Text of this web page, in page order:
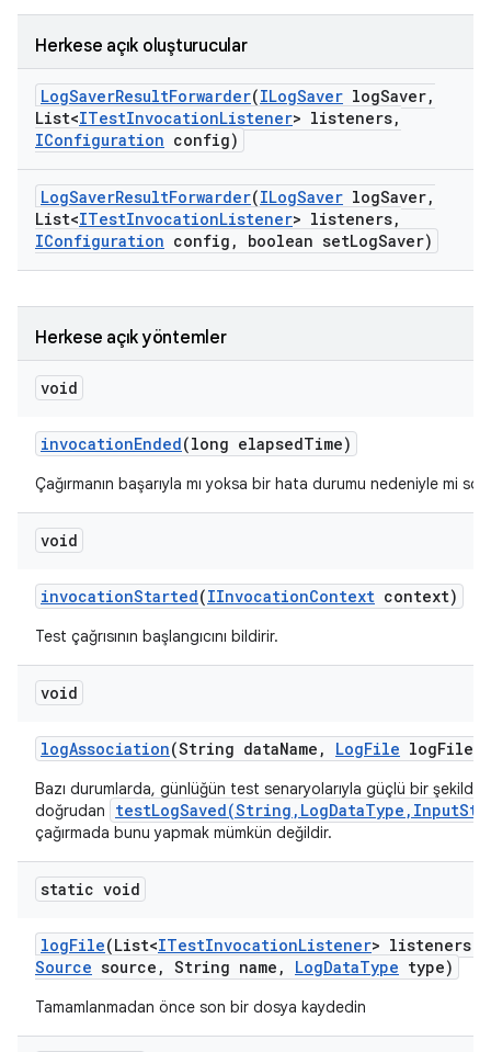
Herkese açık oluşturucular
LogSaverResultForwarder(ILogSaver logSaver,
List<ITestInvocationListener> listeners,
IConfiguration config)
LogSaverResultForwarder(ILogSaver logSaver,
List<ITestInvocationListener> listeners,
IConfiguration config , boolean setLogSaver)
Herkese açık yöntemler
void
invocationEnded(long elapsedTime)
Çağırmanın başarıyla mı yoksa bir hata durumu nedeniyle mi
void
invocationStarted(IInvocationContext context)
Test çağrısının başlangıcını bildirir.
void
logAssociation(String dataName , LogFile logFile)
Bazı durumlarda, günlüğün test senaryolarıyla güçlü bir şekilde
doğrudan
çağırmada bunu yapmak mümkün değildir.
static void
logFile(List<ITestInvocationListener> listeners
Source source , String name , LogDataType type)
Tamamlanmadan önce son bir dosya kaydedin